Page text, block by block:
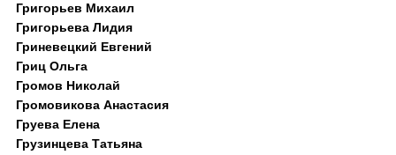
Григорьев Михаил
Григорьева Лидия
Гриневецкий Евгений
Гриц Ольга
Громов Николай
Громовикова Анастасия
Груева Елена
Грузинцева Татьяна